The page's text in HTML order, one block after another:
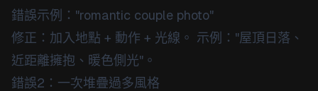
錯誤示例："romantic couple photo"
修正：加入地點 + 動作 + 光線。 示例："屋頂日落、
近距離擁抱、暖色側光"。
錯誤2：一次堆疊過多風格